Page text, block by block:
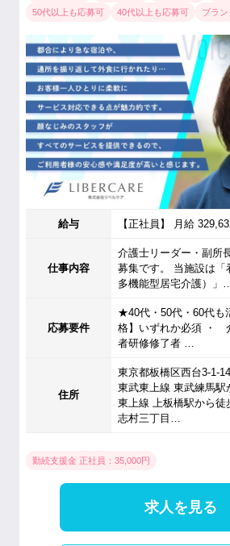
50代以上も応募可 40代以上も応募可 ブラ
給与 【正社員】 月給
仕事内容
介護士リーダー・副所
募集です。 当施設は「
多機能型居宅介護）」
応募要件
★40代・50代・60代も
格】いずれか必須 ・
者研修修了者 …
住所
東京都板橋区西台3-1-14
東武東上線 東武練馬駅
東上線 上板橋駅から徒
志村三丁目…
勤続支援金 正社員：35,000円
求人を見る